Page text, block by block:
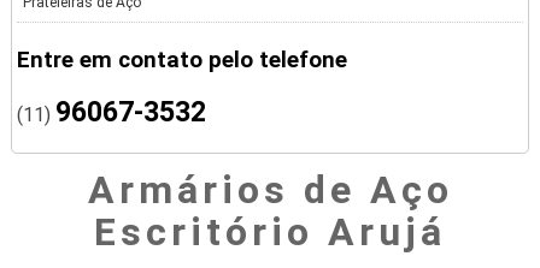
Entre em contato pelo telefone
(11) 96067-3532
Armários de Aço
Escritório Arujá